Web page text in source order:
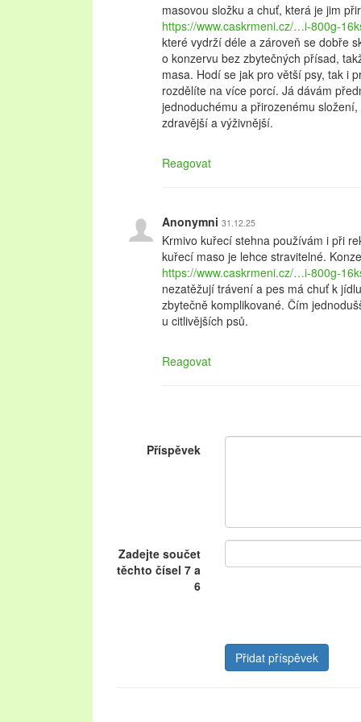
masovou složku a chuť, která je jim
https://www.caskrmeni.cz/…i-800g-
které vydrží déle a zároveň se dobře
o konzervu bez zbytečných přísad,
masa. Hodí se jak pro větší psy, tak i
rozdělíte na více porcí. Já dávám
jednoduchému a přirozenému
zdravější a výživnější.
Reagovat
Anonymni 31.12.25
Krmivo kuřecí stehna používám i při
kuřecí maso je lehce stravitelné.
https://www.caskrmeni.cz/…i-800g-
nezatěžují trávení a pes má chuť k
zbytečně komplikované. Čím
u citlivějších psů.
Reagovat
Příspěvek
Zadejte součet
těchto čísel 7 a
6